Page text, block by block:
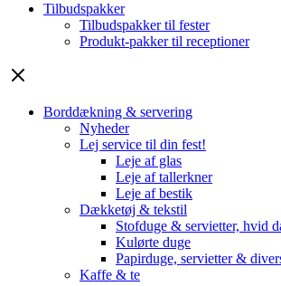
Tilbudspakker
Tilbudspakker til fester
Produkt-pakker til receptioner
Borddækning & servering
Nyheder
Lej service til din fest!
Leje af glas
Leje af tallerkner
Leje af bestik
Dækketøj & tekstil
Stofduge & servietter, hvid
Kulørte duge
Papirduge, servietter &
Kaffe & te